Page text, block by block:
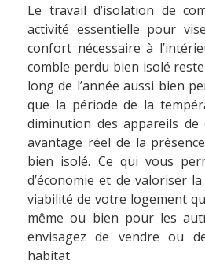
Le travail d’isolation de
activité essentielle pour
confort nécessaire à
comble perdu bien isolé
long de l’année aussi bien
que la période de la
diminution des appareils
avantage réel de la
bien isolé. Ce qui vous
d’économie et de valoriser
viabilité de votre logement
même ou bien pour les
envisagez de vendre ou
habitat.